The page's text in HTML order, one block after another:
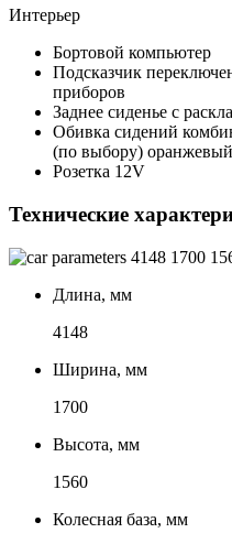
Интерьер
Бортовой компьютер
Подсказчик
приборов
Заднее сиденье с
Обивка сидений
(по выбору)
Розетка 12V
Технические
4148 1700
Длина, мм
4148
Ширина, мм
1700
Высота, мм
1560
Колесная база, мм